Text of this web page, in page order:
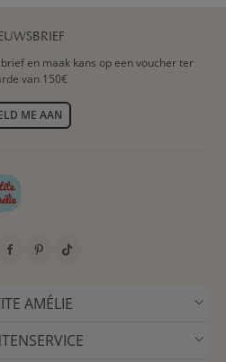
en maak kans op een voucher ter
van 150€
ME AAN
AMÉLIE